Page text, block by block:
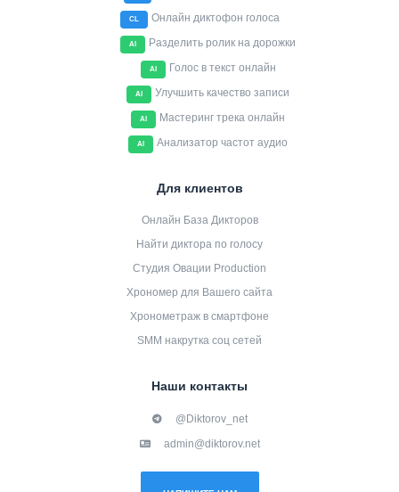
CL Онлайн диктофон голоса
AI Разделить ролик на дорожки
AI Голос в текст онлайн
AI Улучшить качество записи
AI Мастеринг трека онлайн
AI Анализатор частот аудио
Для клиентов
Онлайн База Дикторов
Найти диктора по голосу
Студия Овации Production
Хрономер для Вашего сайта
Хронометраж в смартфоне
SMM накрутка соц сетей
Наши контакты
@Diktorov_net
admin@diktorov.net